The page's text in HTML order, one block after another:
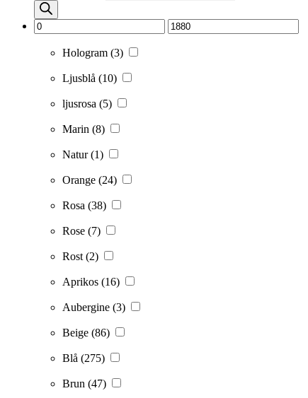
Hologram (3)
Ljusblå (10)
ljusrosa (5)
Marin (8)
Natur(1)
Orange (24)
Rosa (38)
Rose (7)
Rost (2)
Aprikos (16)
Aubergine (3)
Beige (86)
Blå (275)
Brun (47)